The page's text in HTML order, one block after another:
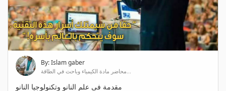
By: Islam gaber
محاضر مادة الكيمياء وباحث في الطاقة...
مقدمة فى علم النانو وتكنولوجيا النانو